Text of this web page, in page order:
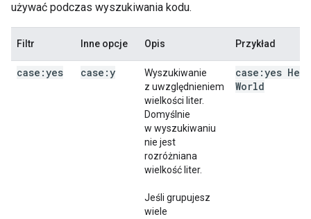
używać podczas wyszukiwania kodu.
Filtr Inne opcje Opis Przykład
case:yes case:y
Wyszukiwanie
z uwzględnieniem
wielkości liter.
Domyślnie
w wyszukiwaniu
nie jest
rozróżniana
wielkość liter.
Jeśli grupujesz
wiele
case:yes
World